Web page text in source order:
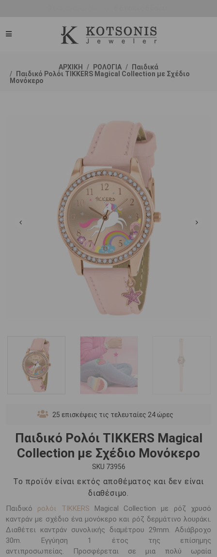
ΑΡΧΙΚΗ ΡΟΛΟΓΙΑ
Παιδικά
Παιδικό Ρολόι TIKKERS Magical Collection με Σχέδιο
Μονόκερο
25 επισκέψεις τις τελευταίες 24 ώρες
Παιδικό Ρολόι TIKKERS Magical
Collection με Σχέδιο Μονόκερο
SKU 73956
Το προϊόν είναι εκτός αποθέματος και δεν είναι
διαθέσιμο.
Παιδικό ρολόι TIKKERS Magical Collection με ρόζ χρυσό
καντράν με σχέδιο ένα μονόκερο και ρόζ δερμάτινο λουράκι.
Διαθέτει καντράν συνολικής διαμέτρου 29mm. Αδιάβροχο
30m. Εγγύηση 1 έτος της επίσημης
αντιπροσωπείας. Προσφέρεται σε μια πολύ ωραία